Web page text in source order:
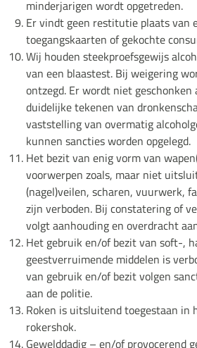
minderjarigen wordt opgetreden.
Er vindt geen restitutie plaats van
toegangskaarten of gekochte
Wij houden steekproefsgewijs
van een blaastest. Bij weigering
ontzegd. Er wordt niet geschonken
duidelijke tekenen van
vaststelling van overmatig
kunnen sancties worden opgelegd.
Het bezit van enig vorm van
voorwerpen zoals, maar niet
(nagel)veilen, scharen, vuurwerk,
zijn verboden. Bij constatering of
volgt aanhouding en overdracht
Het gebruik en/of bezit van soft-,
geestverruimende middelen is
van gebruik en/of bezit volgen
aan de politie.
Roken is uitsluitend toegestaan in
rokershok.
Gewelddadig – en/of provocerend